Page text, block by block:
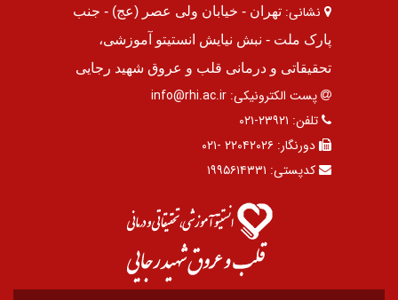
نشانی: تهران - خیابان ولی عصر (عج) - جنب
پارک ملت - نبش نیایش انستیتو آموزشی،
تحقیقاتی و درمانی قلب و عروق شهید رجایی
پست الکترونیکی: info@rhi.ac.ir
تلفن: ۲۳۹۲۱-۰۲۱
دورنگار: ۲۲۰۴۲۰۲۶ -۰۲۱
کدپستی: ۱۹۹۵۶۱۴۳۳۱